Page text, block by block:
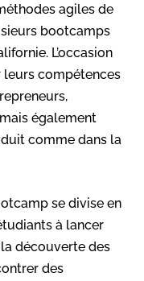
agiles de
bootcamps
L’occasion
compétences
également
comme dans la
se divise en
à lancer
découverte des
des